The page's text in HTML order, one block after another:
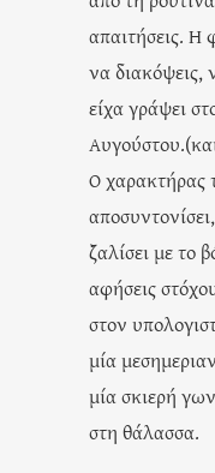
απαιτήσεις. Η
να
είχα γράψει
Ο χαρακτήρας
ζαλίσει με το
αφήσεις
στον
μία
μία σκιερή
στη θάλασσα.